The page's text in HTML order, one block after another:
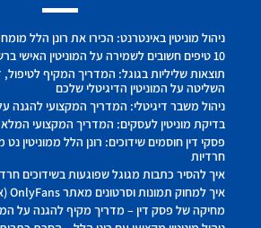
ניהול מוניטין באינטרנט: הכירו את רונן הלל
10 טיפים חשובים לשמירה על המוניטין האישי ברשת
תוצאות שליליות בגוגל: המדריך המקיף
השליטה על המוניטין הדיגיטלי שלכם
ניהול משבר דיגיטלי: המדריך המקצועי להגנה
בדיקת מוניטין לעסקים: המדריך המקצועי המלא
פסקי דין חוסמים שידוכים: רונן הלל ממוניטין
חרדיות
איך להסיר כתבות מגוגל שפוגעות בשידוכים
איך למחוק תמונות וסרטונים מאתר OnlyFans (אונלי פאנס)
מחיקה של פסק דין – מדריך מקיף להגנה על